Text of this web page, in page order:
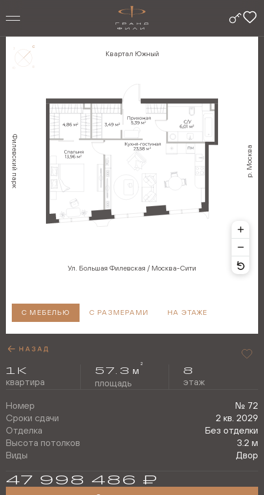
Квартал Южный
р. Москва
Ул. Большая Филевская / Москва-Сити
Филевский парк
С МЕБЕЛЬЮ С РАЗМЕРАМИ НА ЭТАЖЕ
1 К
квартира
57.3 м
2
площадь
8
этаж
Номер № 72
Сроки сдачи
2 кв. 2029
Отделка
Без отделки
Высота потолков
3.2 м
Виды
Двор
47 998 486 ₽